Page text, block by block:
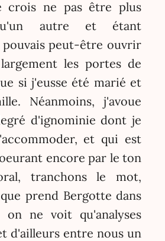
crois ne pas être plus
autre et étant
peut-être ouvrir
les portes de
si j'eusse été marié et
Néanmoins, j'avoue
d'ignominie dont je
et qui est
encore par le ton
tranchons le mot,
prend Bergotte dans
on ne voit qu'analyses
d'ailleurs entre nous un